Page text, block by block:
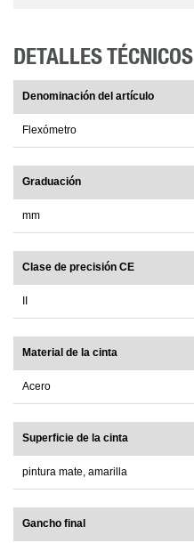
DETALLES TÉCNICOS
Denominación del artículo
Flexómetro
Graduación
mm
Clase de precisión CE
Material de la cinta
Acero
Superficie de la cinta
pintura mate, amarilla
Gancho final